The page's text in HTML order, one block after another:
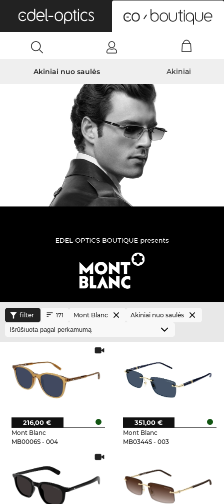
Akiniai nuo saulės Akiniai
filter 171 Mont Blanc Akiniai nuo saulės
Mont Blanc
MB0006S - 004
216,00 €
Mont Blanc
MB0344S - 003
351,00 €